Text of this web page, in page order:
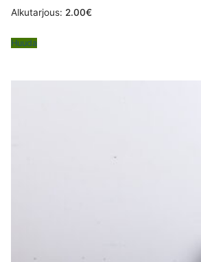
Alkutarjous: 2.00€
Huuda